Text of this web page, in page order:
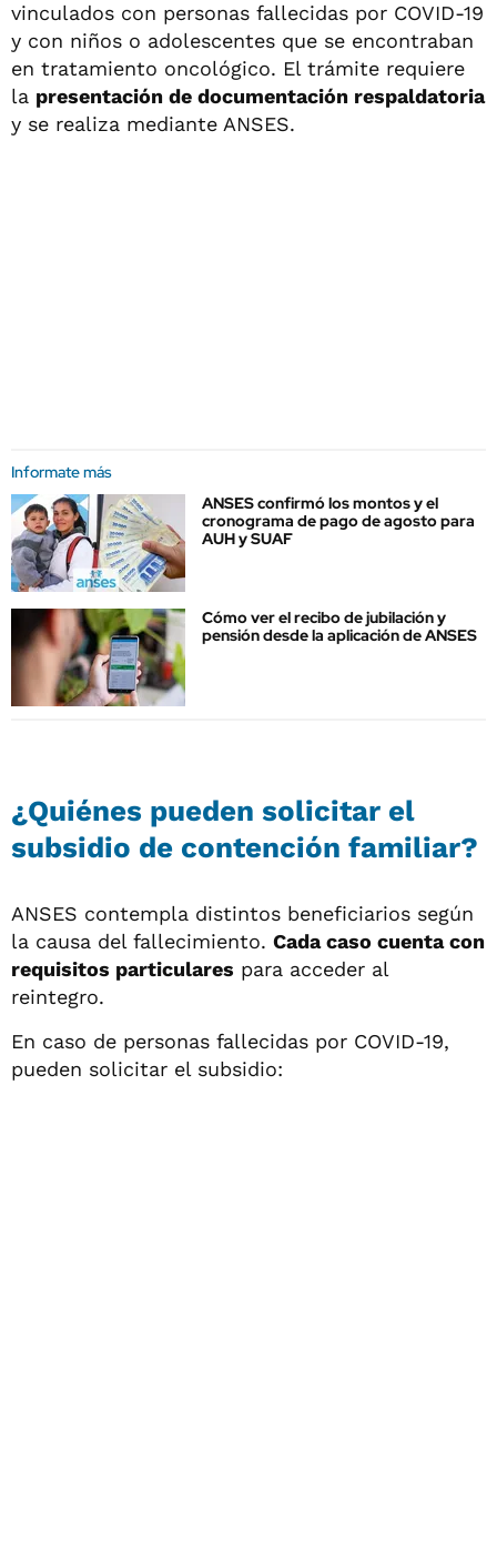
vinculados con personas fallecidas por COVID-19
y con niños o adolescentes que se encontraban
en tratamiento oncológico. El trámite requiere
la presentación de documentación respaldatoria
y se realiza mediante ANSES.
Informate más
ANSES confirmó los montos y el
cronograma de pago de agosto para
AUH y SUAF
Cómo ver el recibo de jubilación y
pensión desde la aplicación de ANSES
¿Quiénes pueden solicitar el
subsidio de contención familiar?
ANSES contempla distintos beneficiarios según
la causa del fallecimiento. Cada caso cuenta con
requisitos particulares para acceder al
reintegro.
En caso de personas fallecidas por COVID-19,
pueden solicitar el subsidio: